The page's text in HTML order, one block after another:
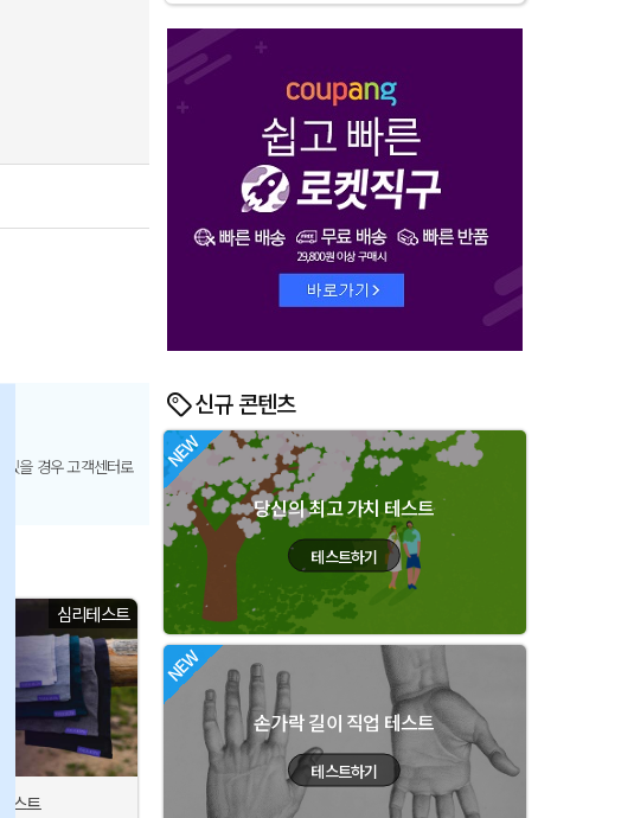
을 경우 고객센터로
심리테스트
스트
신규 콘텐츠
당신의 최고 가치 테스트
손가락 길이 직업 테스트